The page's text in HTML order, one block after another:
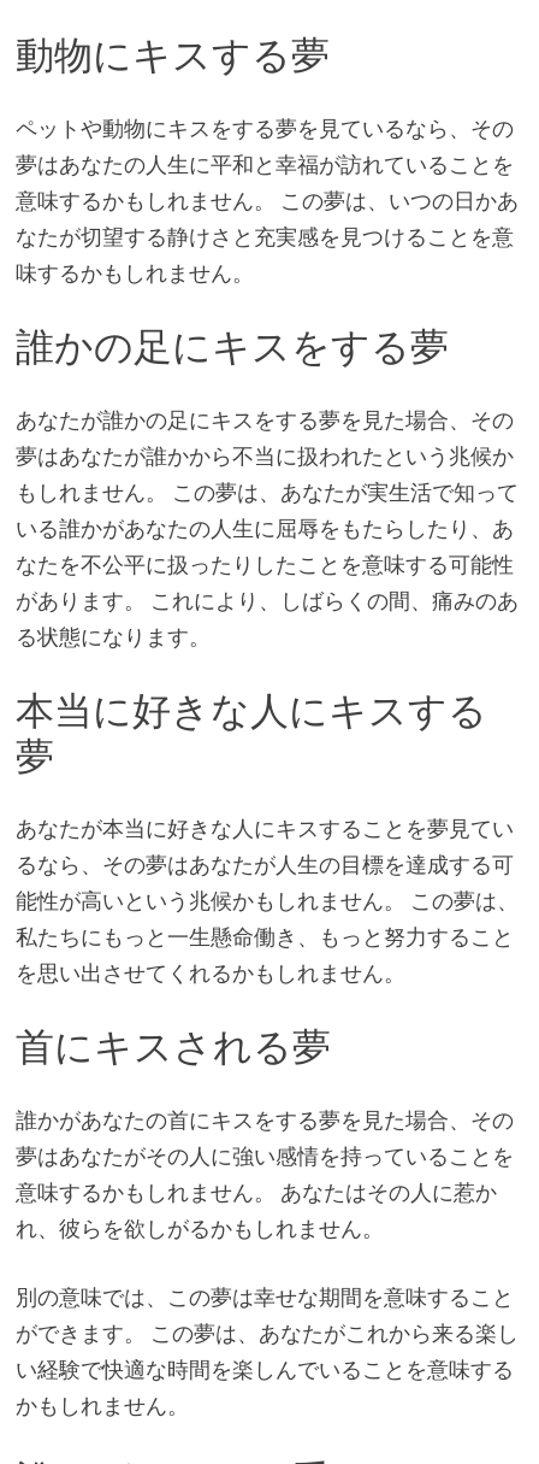
動物にキスする夢
ペットや動物にキスをする夢を見ているなら、その
夢はあなたの人生に平和と幸福が訪れていることを
意味するかもしれません。 この夢は、いつの日かあ
なたが切望する静けさと充実感を見つけることを意
味するかもしれません。
誰かの足にキスをする夢
あなたが誰かの足にキスをする夢を見た場合、その
夢はあなたが誰かから不当に扱われたという兆候か
もしれません。 この夢は、あなたが実生活で知って
いる誰かがあなたの人生に屈辱をもたらしたり、あ
なたを不公平に扱ったりしたことを意味する可能性
があります。 これにより、しばらくの間、痛みのあ
る状態になります。
本当に好きな人にキスする
夢
あなたが本当に好きな人にキスすることを夢見てい
るなら、その夢はあなたが人生の目標を達成する可
能性が高いという兆候かもしれません。 この夢は、
私たちにもっと一生懸命働き、もっと努力すること
を思い出させてくれるかもしれません。
首にキスされる夢
誰かがあなたの首にキスをする夢を見た場合、その
夢はあなたがその人に強い感情を持っていることを
意味するかもしれません。 あなたはその人に惹か
れ、彼らを欲しがるかもしれません。
別の意味では、この夢は幸せな期間を意味すること
ができます。 この夢は、あなたがこれから来る楽し
い経験で快適な時間を楽しんでいることを意味する
かもしれません。